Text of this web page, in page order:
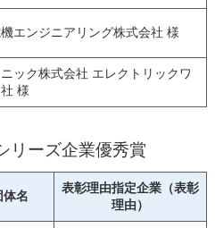
エンジニアリング株式会社 様
ック株式会社 エレクトリックワ
様
リーズ企業優秀賞
体名
表彰理由指定企業（表彰
理由）